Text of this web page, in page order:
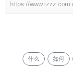
https://
什么 如何